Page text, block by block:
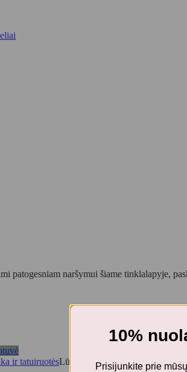
patogesniam naršymui šiame tinklalapyje,
ir tatuiruotėsLūpų balzamas ELNIS
10%
Prisijunkite prie